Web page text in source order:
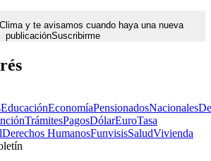
y te avisamos cuando haya una nueva
publicaciónSuscribirme
EducaciónEconomíaPensionadosNacionales
TrámitesPagosDólarEuroTasa
Derechos HumanosFunvisisSaludVivienda